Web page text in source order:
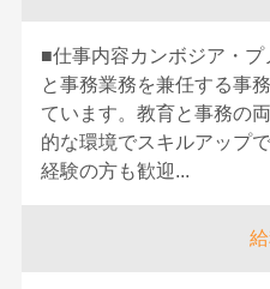
■仕事内容カンボジア・
と事務業務を兼任する事
ています。教育と事務の
的な環境でスキルアップ
経験の方も歓迎...